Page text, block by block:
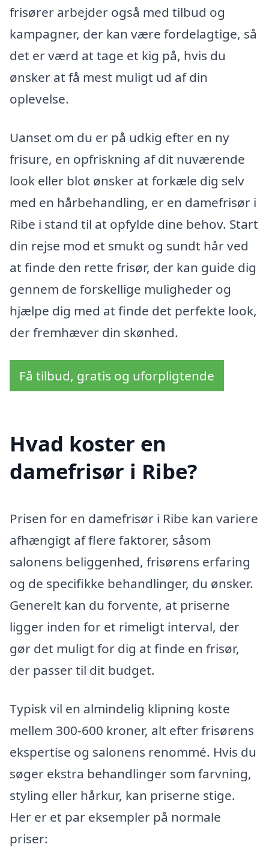
frisører arbejder også med tilbud og
kampagner, der kan være fordelagtige, så
det er værd at tage et kig på, hvis du
ønsker at få mest muligt ud af din
oplevelse.
Uanset om du er på udkig efter en ny
frisure, en opfriskning af dit nuværende
look eller blot ønsker at forkæle dig selv
med en hårbehandling, er en damefrisør i
Ribe i stand til at opfylde dine behov. Start
din rejse mod et smukt og sundt hår ved
at finde den rette frisør, der kan guide dig
gennem de forskellige muligheder og
hjælpe dig med at finde det perfekte look,
der fremhæver din skønhed.
Få tilbud, gratis og uforpligtende
Hvad koster en
damefrisør i Ribe?
Prisen for en damefrisør i Ribe kan variere
afhængigt af flere faktorer, såsom
salonens beliggenhed, frisørens erfaring
og de specifikke behandlinger, du ønsker.
Generelt kan du forvente, at priserne
ligger inden for et rimeligt interval, der
gør det muligt for dig at finde en frisør,
der passer til dit budget.
Typisk vil en almindelig klipning koste
mellem 300-600 kroner, alt efter frisørens
ekspertise og salonens renommé. Hvis du
søger ekstra behandlinger som farvning,
styling eller hårkur, kan priserne stige.
Her er et par eksempler på normale
priser: